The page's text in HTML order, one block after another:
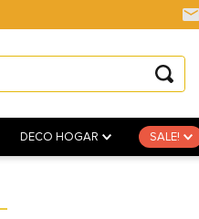
DECO HOGAR SALE!